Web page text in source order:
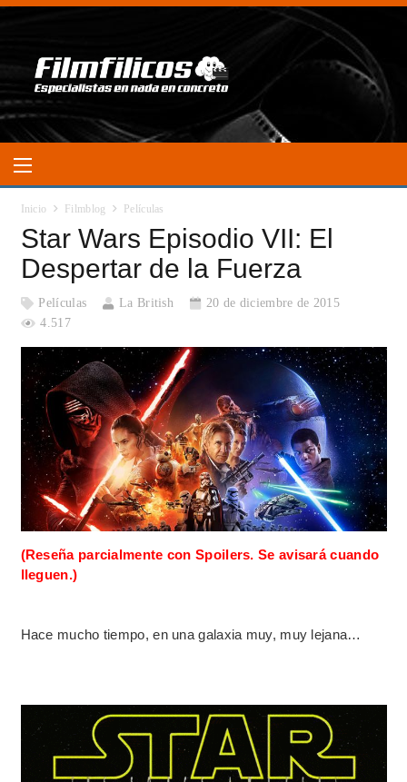
Inicio Filmblog Películas
Star Wars Episodio VII: El
Despertar de la Fuerza
Películas La British
20 de diciembre de 2015
4.517
(Reseña parcialmente con Spoilers.Se avisará cuando
lleguen.)
Hace mucho tiempo, en una galaxia muy, muy lejana…